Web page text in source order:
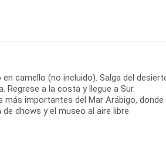
camello (no incluido). Salga del
a la costa y llegue a Sur.
importantes del Mar Arábigo,
dhows y el museo al aire libre.